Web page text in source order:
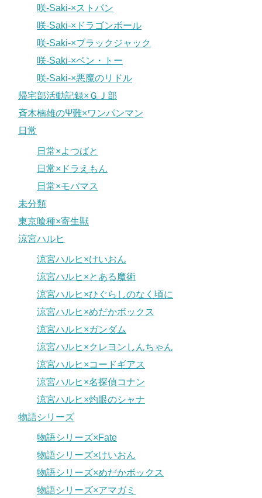
咲-Saki-×ストパン
咲-Saki-×ドラゴンボール
咲-Saki-×ブラックジャック
咲-Saki-×ベン・トー
咲-Saki-×悪魔のリドル
帰宅部活動記録×ＧＪ部
斉木楠雄のΨ難×ワンパンマン
日常
日常×よつばと
日常×ドラえもん
日常×モバマス
未分類
東京喰種×寄生獣
涼宮ハルヒ
涼宮ハルヒ×けいおん
涼宮ハルヒ×とある魔術
涼宮ハルヒ×ひぐらしのなく頃に
涼宮ハルヒ×めだかボックス
涼宮ハルヒ×ガンダム
涼宮ハルヒ×クレヨンしんちゃん
涼宮ハルヒ×コードギアス
涼宮ハルヒ×名探偵コナン
涼宮ハルヒ×灼眼のシャナ
物語シリーズ
物語シリーズ×Fate
物語シリーズ×けいおん
物語シリーズ×めだかボックス
物語シリーズ×アマガミ